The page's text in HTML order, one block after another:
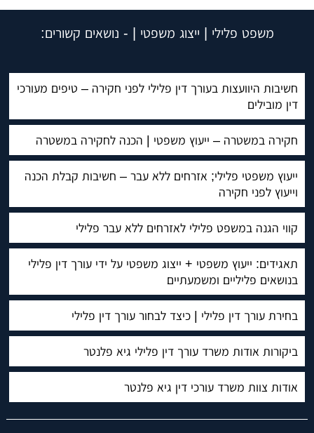
משפט פלילי | ייצוג משפטי | - נושאים קשורים:
חשיבות היוועצות בעורך דין פלילי לפני חקירה – טיפים מעורכי
דין מובילים
חקירה במשטרה – ייעוץ משפטי | הכנה לחקירה במשטרה
ייעוץ משפטי פלילי; אזרחים ללא עבר – חשיבות קבלת הכנה
וייעוץ לפני חקירה
קווי הגנה במשפט פלילי לאזרחים ללא עבר פלילי
תאגידים: ייעוץ משפטי + ייצוג משפטי על ידי עורך דין פלילי
בנושאים פליליים ומשמעתיים
בחירת עורך דין פלילי | כיצד לבחור עורך דין פלילי
ביקורות אודות משרד עורך דין פלילי גיא פלנטר
אודות צוות משרד עורכי דין גיא פלנטר